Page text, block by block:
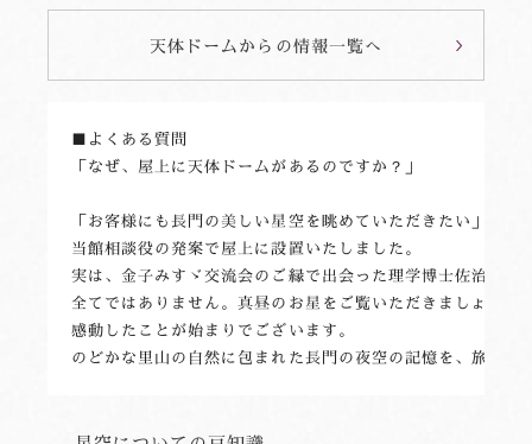
天体ドームからの情報一覧へ
■よくある質問
「なぜ、屋上に天体ドームがあるのですか？」
「お客様にも長門の美しい星空を眺めていただきたい」長
当館相談役の発案で屋上に設置いたしました。
実は、金子みすゞ交流会のご縁で出会った理学博士佐治晴夫
全てではありません。真昼のお星をご覧いただきましょう
感動したことが始まりでございます。